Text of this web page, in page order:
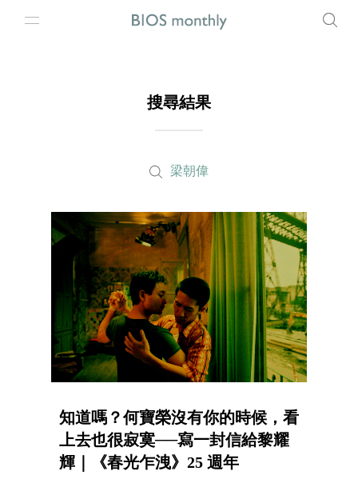
搜尋結果
梁朝偉
知道嗎？何寶榮沒有你的時候，看
上去也很寂寞──寫一封信給黎耀
輝｜《春光乍洩》25 週年